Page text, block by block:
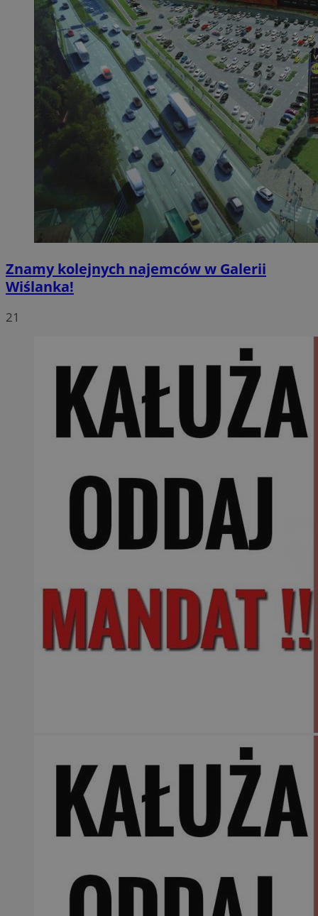
Znamy kolejnych najemców w Galerii
Wiślanka!
21